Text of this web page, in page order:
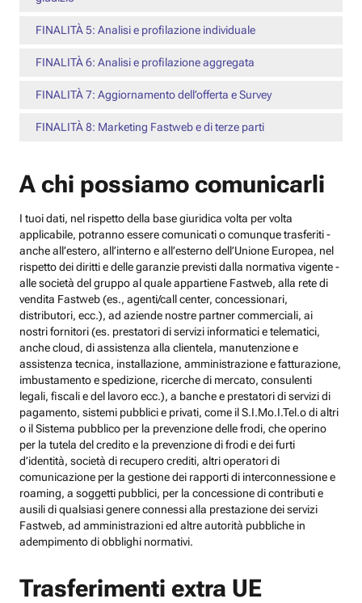
FINALITÀ 5: Analisi e profilazione individuale
FINALITÀ 6: Analisi e profilazione aggregata
FINALITÀ 7: Aggiornamento dell’offerta e Survey
FINALITÀ 8: Marketing Fastweb e di terze parti
A chi possiamo comunicarli
I tuoi dati, nel rispetto della base giuridica volta per volta
applicabile, potranno essere comunicati o comunque trasferiti -
anche all’estero, all’interno e all’esterno dell’Unione Europea, nel
rispetto dei diritti e delle garanzie previsti dalla normativa vigente -
alle società del gruppo al quale appartiene Fastweb, alla rete di
vendita Fastweb (es., agenti/call center, concessionari,
distributori, ecc.), ad aziende nostre partner commerciali, ai
nostri fornitori (es. prestatori di servizi informatici e telematici,
anche cloud, di assistenza alla clientela, manutenzione e
assistenza tecnica, installazione, amministrazione e fatturazione,
imbustamento e spedizione, ricerche di mercato, consulenti
legali, fiscali e del lavoro ecc.), a banche e prestatori di servizi di
pagamento, sistemi pubblici e privati, come il S.I.Mo.I.Tel.o di altri
o il Sistema pubblico per la prevenzione delle frodi, che operino
per la tutela del credito e la prevenzione di frodi e dei furti
d’identità, società di recupero crediti, altri operatori di
comunicazione per la gestione dei rapporti di interconnessione e
roaming, a soggetti pubblici, per la concessione di contributi e
ausili di qualsiasi genere connessi alla prestazione dei servizi
Fastweb, ad amministrazioni ed altre autorità pubbliche in
adempimento di obblighi normativi.
Trasferimenti extra UE